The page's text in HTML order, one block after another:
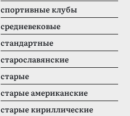
спортивные клубы
средневековые
стандартные
старославянские
старые
старые американские
старые кириллические